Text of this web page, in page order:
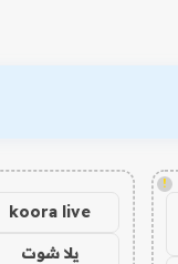
!
koora live
يلا شوت